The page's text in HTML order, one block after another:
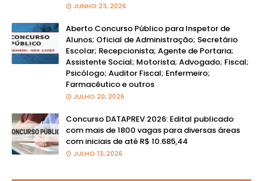
JUNHO 23, 2026
Aberto Concurso Público para Inspetor de
Alunos; Oficial de Administração; Secretário
Escolar; Recepcionista; Agente de Portaria;
Assistente Social; Motorista; Advogado; Fiscal;
Psicólogo; Auditor Fiscal; Enfermeiro;
Farmacêutico e outros
JULHO 20, 2026
Concurso DATAPREV 2026: Edital publicado
com mais de 1800 vagas para diversas áreas
com iniciais de até R$ 10.685,44
JULHO 13, 2026